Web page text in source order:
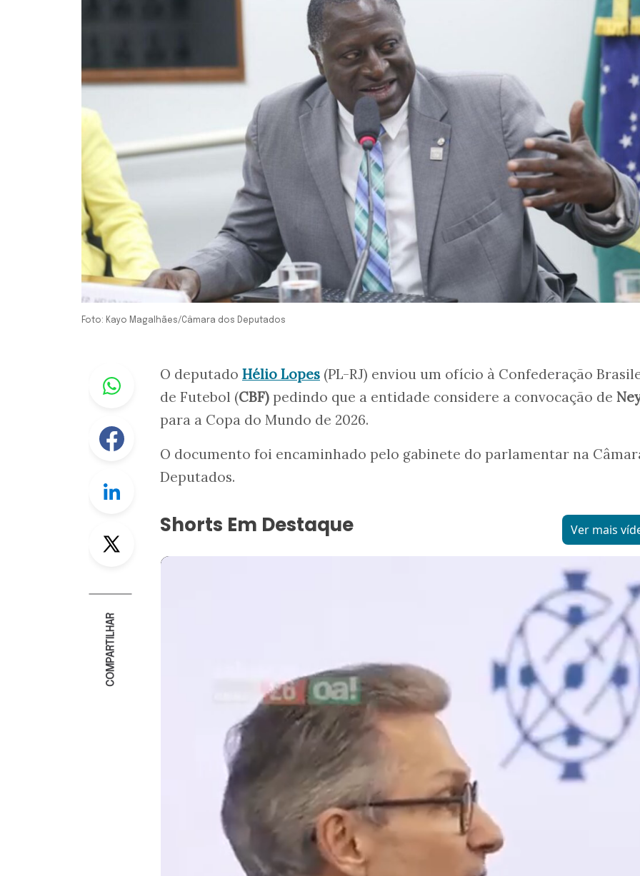
Foto: Kayo Magalhães/Câmara dos Deputados
Whastapp
Facebook
Linkedin
Twitter
COMPARTILHAR
O deputado Hélio Lopes (PL-RJ) enviou um ofício à Confederação
de Futebol (CBF) pedindo que a entidade considere a convocação de
para a Copa do Mundo de 2026.
O documento foi encaminhado pelo gabinete do parlamentar na
Deputados.
Shorts Em Destaque Ver mais